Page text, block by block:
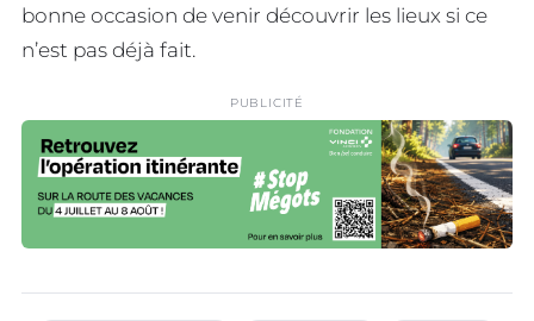
bonne occasion de venir découvrir les lieux si ce
n’est pas déjà fait.
PUBLICITÉ